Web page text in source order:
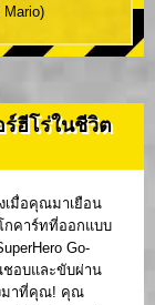
ฮีโร่ในชีวิต
เมื่อคุณมาเยือน
กคาร์ทที่ออกแบบ
Go-
ชอบและขับผ่าน
งมาที่คุณ! คุณ